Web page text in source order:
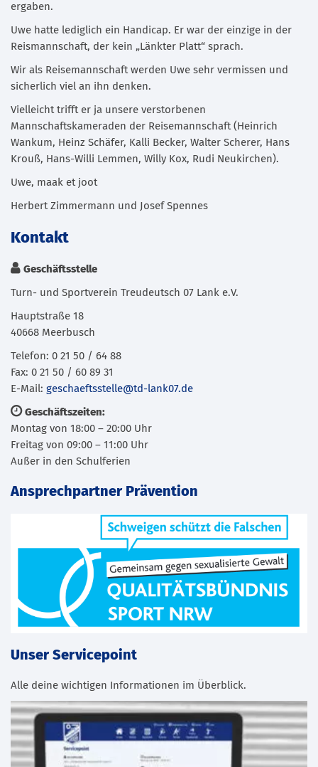
ergaben.
Uwe hatte lediglich ein Handicap. Er war der einzige in der
Reismannschaft, der kein „Länkter Platt“ sprach.
Wir als Reisemannschaft werden Uwe sehr vermissen und
sicherlich viel an ihn denken.
Vielleicht trifft er ja unsere verstorbenen
Mannschaftskameraden der Reisemannschaft (Heinrich
Wankum, Heinz Schäfer, Kalli Becker, Walter Scherer, Hans
Krouß, Hans-Willi Lemmen, Willy Kox, Rudi Neukirchen).
Uwe, maak et joot
Herbert Zimmermann und Josef Spennes
Kontakt
Geschäftsstelle
Turn- und Sportverein Treudeutsch 07 Lank e.V.
Hauptstraße 18
40668 Meerbusch
Telefon: 0 21 50 / 64 88
Fax: 0 21 50 / 60 89 31
E-Mail: geschaeftsstelle@td-lank07.de
Geschäftszeiten:
Montag von 18:00 – 20:00 Uhr
Freitag von 09:00 – 11:00 Uhr
Außer in den Schulferien
Ansprechpartner Prävention
Unser Servicepoint
Alle deine wichtigen Informationen im Überblick.